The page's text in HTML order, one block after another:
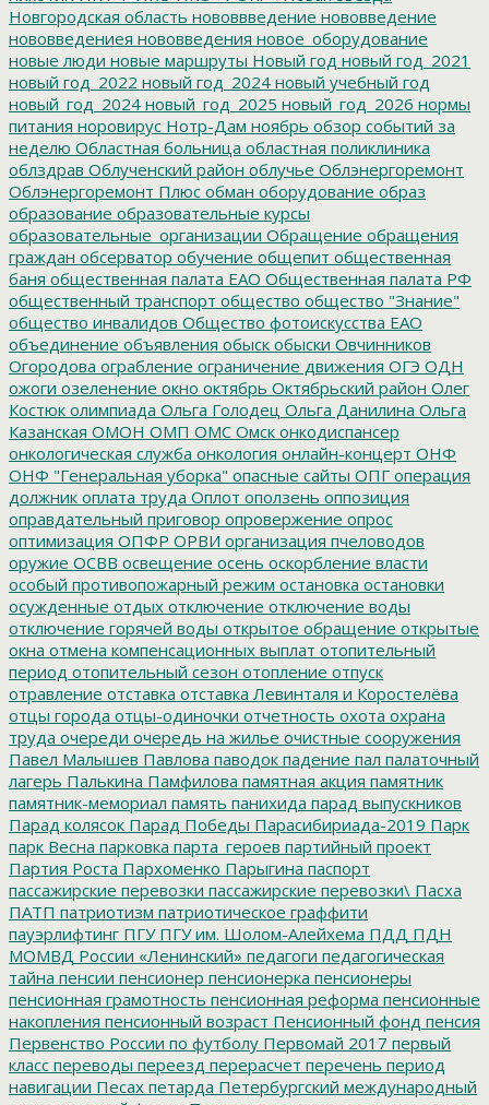
Новгородская область нововвведение нововведение
нововведениея нововведения новое_оборудование
новые люди новые маршруты Новый год новый год_2021
новый год_2022 новый год_2024 новый учебный год
новый_год_2024 новый_год_2025 новый_год_2026 нормы
питания норовирус Нотр-Дам ноябрь обзор событий за
неделю Областная больница областная поликлиника
облздрав Облученский район облучье Облэнергоремонт
Облэнергоремонт Плюс обман оборудование образ
образование образовательные курсы
образовательные_организации Обращение обращения
граждан обсерватор обучение общепит общественная
баня общественная палата ЕАО Общественная палата РФ
общественный транспорт общество общество "Знание"
общество инвалидов Общество фотоискусства ЕАО
объединение объявления обыск обыски Овчинников
Огородова ограбление ограничение движения ОГЭ ОДН
ожоги озеленение окно октябрь Октябрьский район Олег
Костюк олимпиада Ольга Голодец Ольга Данилина Ольга
Казанская ОМОН ОМП ОМС Омск онкодиспансер
онкологическая служба онкология онлайн-концерт ОНФ
ОНФ "Генеральная уборка" опасные сайты ОПГ операция
должник оплата труда Оплот оползень оппозиция
оправдательный приговор опровержение опрос
оптимизация ОПФР ОРВИ организация пчеловодов
оружие ОСВВ освещение осень оскорбление власти
особый противопожарный режим остановка остановки
осужденные отдых отключение отключение воды
отключение горячей воды открытое обращение открытые
окна отмена компенсационных выплат отопительный
период отопительный сезон отопление отпуск
отравление отставка отставка Левинталя и Коростелёва
отцы города отцы-одиночки отчетность охота охрана
труда очереди очередь на жилье очистные сооружения
Павел Малышев Павлова паводок падение пал палаточный
лагерь Палькина Памфилова памятная акция памятник
памятник-мемориал память панихида парад выпускников
Парад колясок Парад Победы Парасибириада-2019 Парк
парк Весна парковка парта_героев партийный проект
Партия Роста Пархоменко Парыгина паспорт
пассажирские перевозки пассажирские перевозки\ Пасха
ПАТП патриотизм патриотическое граффити
пауэрлифтинг ПГУПГУ им. Шолом-Алейхема ПДД ПДН
МОМВД России «Ленинский» педагоги педагогическая
тайна пенсии пенсионер пенсионерка пенсионеры
пенсионная грамотность пенсионная реформа пенсионные
накопления пенсионный возраст Пенсионный фонд пенсия
Первенство России по футболу Первомай 2017 первый
класс переводы переезд перерасчет перечень период
навигации Песах петарда Петербургский международный